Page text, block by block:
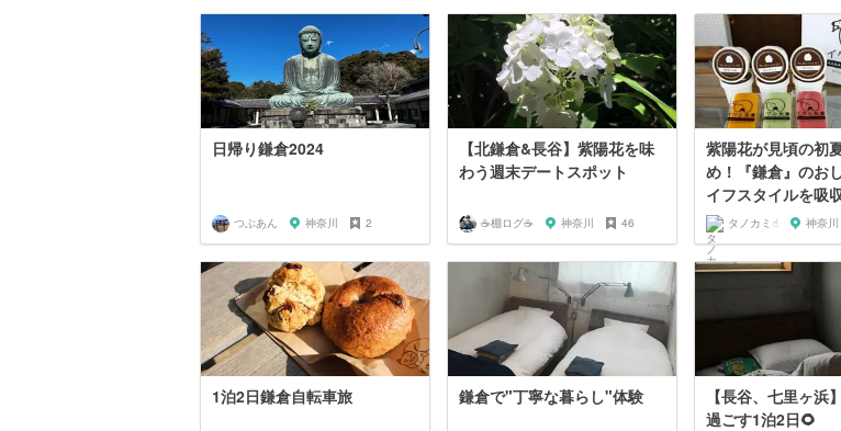
日帰り鎌倉2024
つぶあん 神奈川 2
【北鎌倉&長谷】紫陽花を味
わう週末デートスポット
☕️棚ログ☕️ 神奈川 46
紫陽花が見頃の初
め！『鎌倉』のお
イフスタイルを吸
タノカミ☝︎ 神奈川
1泊2日鎌倉自転車旅 鎌倉で"丁寧な暮らし"体験
【長谷、七里ヶ浜
過ごす1泊2日🌻